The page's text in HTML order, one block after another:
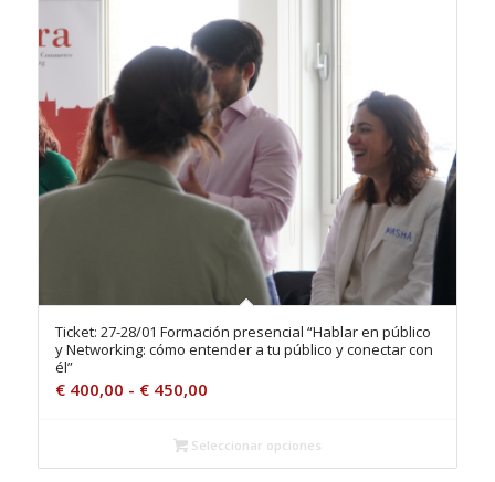
Ticket: 27-28/01 Formación presencial “Hablar en público
y Networking: cómo entender a tu público y conectar con
él”
€400,00 - €450,00Rango
precios:
desde
Seleccionar opciones